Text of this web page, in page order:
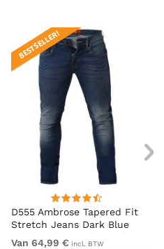
D555 Ambrose Tapered Fit
Stretch Jeans Dark Blue
BESTSELLER!
Van 64,99 € incl. BTW